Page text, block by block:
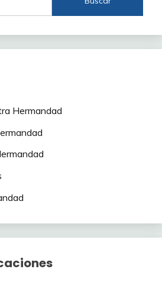
Hermandad